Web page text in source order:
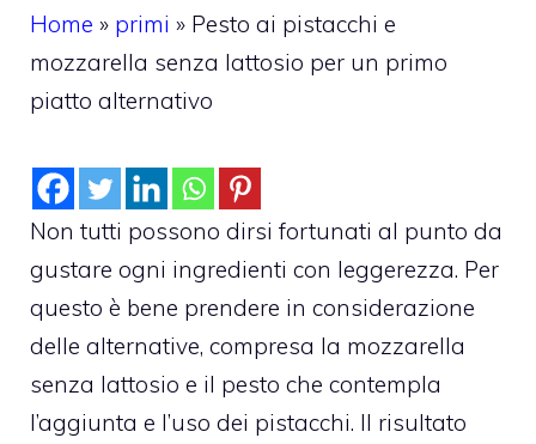
Home » primi » Pesto ai pistacchi e
mozzarella senza lattosio per un primo
piatto alternativo
Non tutti possono dirsi fortunati al punto da
gustare ogni ingredienti con leggerezza. Per
questo è bene prendere in considerazione
delle alternative, compresa la mozzarella
senza lattosio e il pesto che contempla
l’aggiunta e l’uso dei pistacchi. Il risultato